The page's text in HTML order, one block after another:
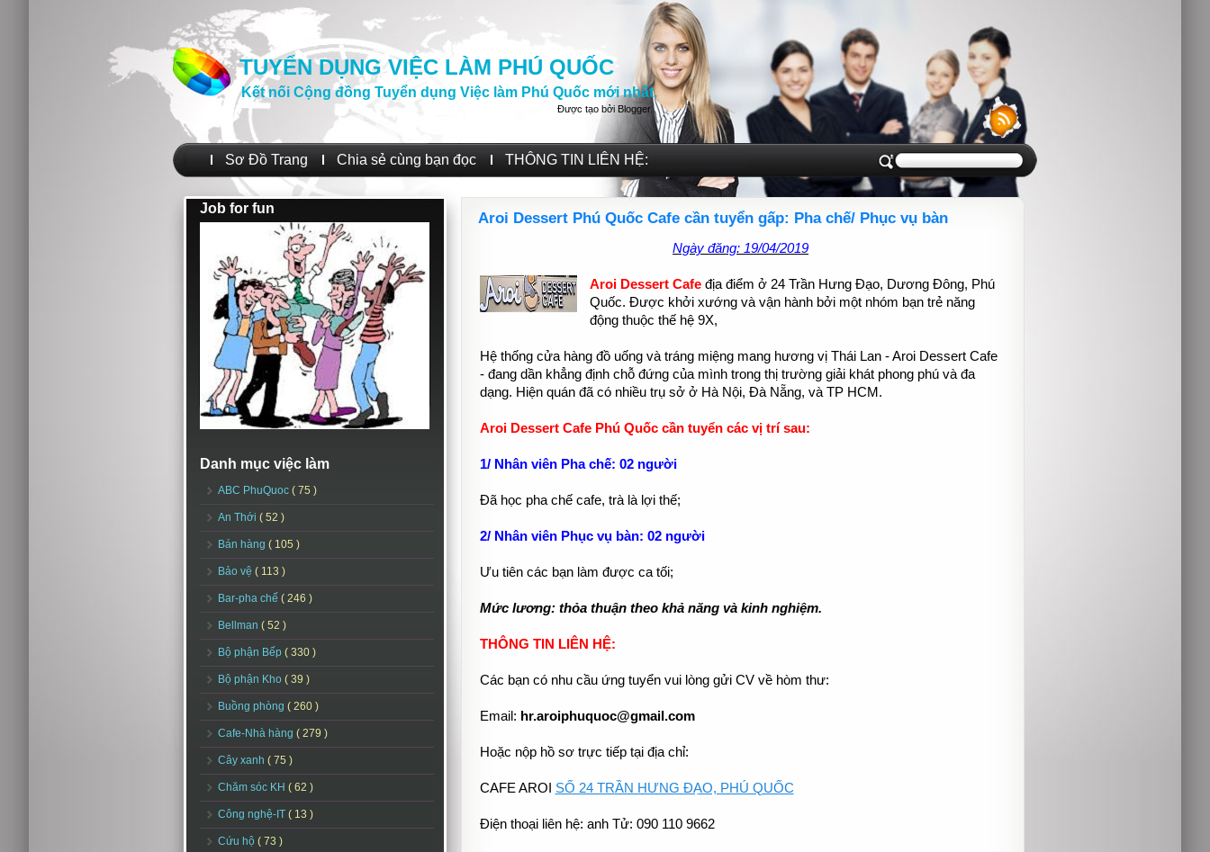
TUYỂN DỤNG VIỆC LÀM PHÚ QUỐC
Kết nối Cộng đồng Tuyển dụng Việc làm Phú Quốc mới nhất.
Được tạo bởi Blogger.
Sơ Đồ Trang Chia sẻ cùng bạn đọc THÔNG TIN LIÊN HỆ:
Job for fun
Danh mục việc làm
ABC PhuQuoc ( 75 )
An Thới ( 52 )
Bán hàng ( 105 )
Bảo vệ ( 113 )
Bar-pha chế ( 246 )
Bellman ( 52 )
Bộ phận Bếp ( 330 )
Bộ phận Kho ( 39 )
Buồng phòng ( 260 )
Cafe-Nhà hàng ( 279 )
Cây xanh ( 75 )
Chăm sóc KH ( 62 )
Công nghệ-IT ( 13 )
Cứu hộ ( 73 )
Aroi Dessert Phú Quốc Cafe cần tuyển gấp: Pha chế/ Phục vụ bàn
Ngày đăng: 19/04/2019
Aroi Dessert Cafeđịa điểm ở 24 Trần Hưng Đạo, Dương Đông, Phú
Quốc. Được khởi xướng và vận hành bởi một nhóm bạn trẻ năng
động thuộc thế hệ 9X,
Hệ thống cửa hàng đồ uống và tráng miệng mang hương vị Thái Lan - Aroi Dessert Cafe
- đang dần khẳng định chỗ đứng của mình trong thị trường giải khát phong phú và đa
dạng. Hiện quán đã có nhiều trụ sở ở Hà Nội, Đà Nẵng, và TP HCM.
Aroi Dessert Cafe Phú Quốc cần tuyển các vị trí sau:
1/ Nhân viên Pha chế: 02 người
Đã học pha chế cafe, trà là lợi thế;
2/ Nhân viên Phục vụ bàn: 02 người
Ưu tiên các bạn làm được ca tối;
Mức lương: thỏa thuận theo khả năng và kinh nghiệm.
THÔNG TIN LIÊN HỆ:
Các bạn có nhu cầu ứng tuyển vui lòng gửi CV về hòm thư:
Email: hr.aroiphuquoc@gmail.com
Hoặc nộp hồ sơ trực tiếp tại địa chỉ:
CAFE AROI SỐ 24 TRẦN HƯNG ĐẠO, PHÚ QUỐC
Điện thoại liên hệ: anh Tử: 090 110 9662